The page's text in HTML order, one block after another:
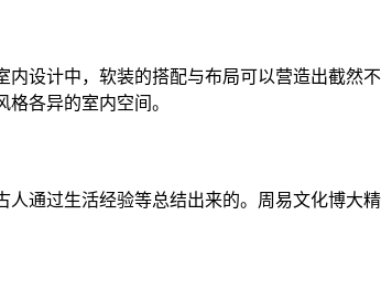
内设计中，软装的搭配与布局可以营造出截然
各异的室内空间。
人通过生活经验等总结出来的。周易文化博大